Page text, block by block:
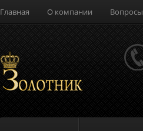
Главная О компании Вопросы